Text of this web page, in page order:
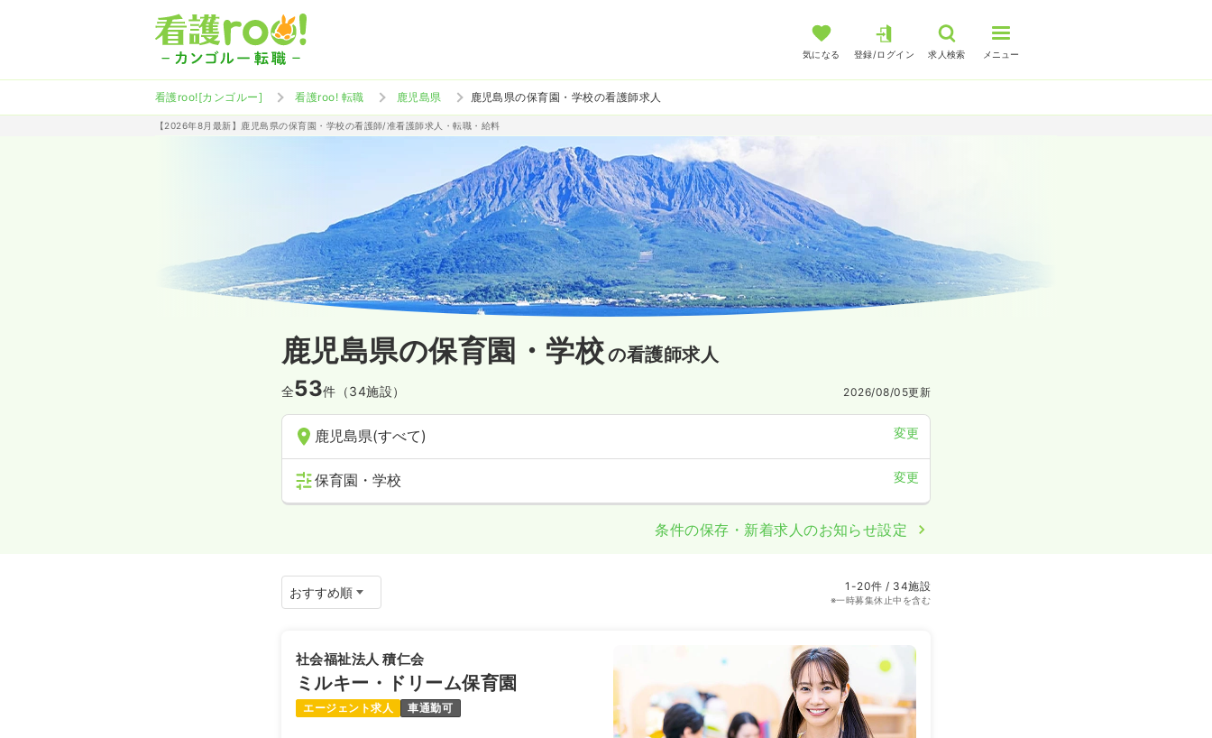
気になる 登録/ログイン 求人検索 メニュー
看護roo![カンゴルー] 看護roo! 転職 鹿児島県 鹿児島県の保育園・学校の看護師求人
【2026年8月最新】鹿児島県の保育園・学校の看護師/准看護師求人・転職・給料
鹿児島県の保育園・学校の看護師求人
全53件（34施設） 2026/08/05更新
鹿児島県(すべて) 変更
保育園・学校 変更
条件の保存・新着求人のお知らせ設定
1-20件 / 34施設
※一時募集休止中を含む
社会福祉法人 積仁会
ミルキー・ドリーム保育園
エージェント求人 車通勤可